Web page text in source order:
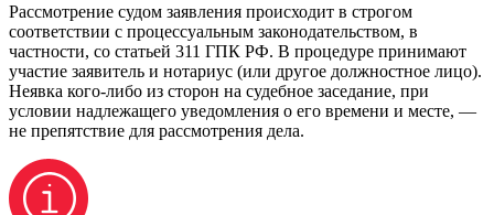
Рассмотрение судом заявления происходит в строгом
соответствии с процессуальным законодательством, в
частности, со статьей 311 ГПК РФ. В процедуре принимают
участие заявитель и нотариус (или другое должностное лицо).
Неявка кого-либо из сторон на судебное заседание, при
условии надлежащего уведомления о его времени и месте, —
не препятствие для рассмотрения дела.